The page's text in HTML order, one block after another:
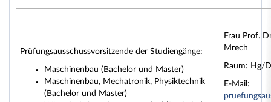
Prüfungsausschussvorsitzende der Studiengänge:
Maschinenbau (Bachelor und Master)
Maschinenbau, Mechatronik, Physiktechnik
(Bachelor und Master)
Frau Prof.
Mrech
Raum: Hg/
E-Mail:
pruefun